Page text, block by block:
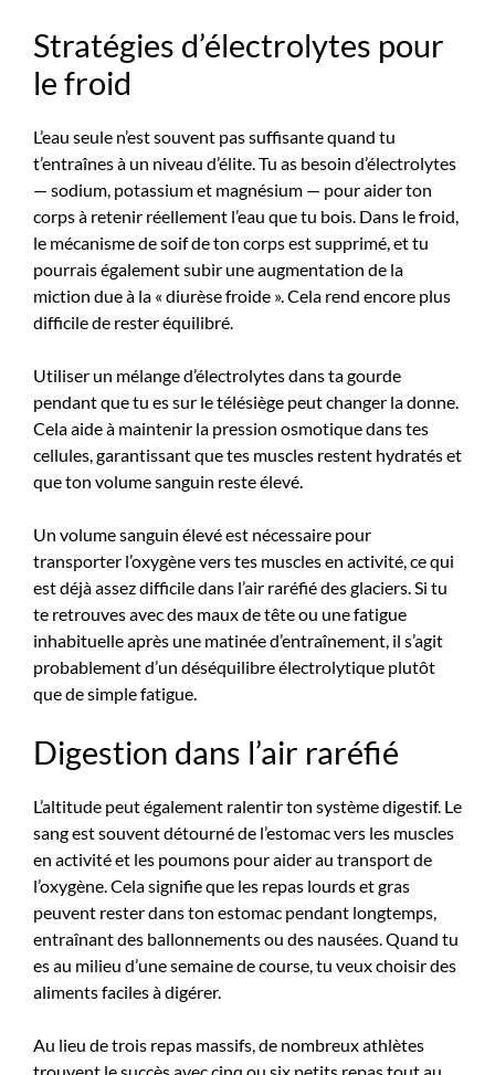
Stratégies d’électrolytes pour
le froid
L’eau seule n’est souvent pas suffisante quand tu
t’entraînes à un niveau d’élite. Tu as besoin d’électrolytes
— sodium, potassium et magnésium — pour aider ton
corps à retenir réellement l’eau que tu bois. Dans le froid,
le mécanisme de soif de ton corps est supprimé, et tu
pourrais également subir une augmentation de la
miction due à la « diurèse froide ». Cela rend encore plus
difficile de rester équilibré.
Utiliser un mélange d’électrolytes dans ta gourde
pendant que tu es sur le télésiège peut changer la donne.
Cela aide à maintenir la pression osmotique dans tes
cellules, garantissant que tes muscles restent hydratés et
que ton volume sanguin reste élevé.
Un volume sanguin élevé est nécessaire pour
transporter l’oxygène vers tes muscles en activité, ce qui
est déjà assez difficile dans l’air raréfié des glaciers. Si tu
te retrouves avec des maux de tête ou une fatigue
inhabituelle après une matinée d’entraînement, il s’agit
probablement d’un déséquilibre électrolytique plutôt
que de simple fatigue.
Digestion dans l’air raréfié
L’altitude peut également ralentir ton système digestif. Le
sang est souvent détourné de l’estomac vers les muscles
en activité et les poumons pour aider au transport de
l’oxygène. Cela signifie que les repas lourds et gras
peuvent rester dans ton estomac pendant longtemps,
entraînant des ballonnements ou des nausées. Quand tu
es au milieu d’une semaine de course, tu veux choisir des
aliments faciles à digérer.
Au lieu de trois repas massifs, de nombreux athlètes